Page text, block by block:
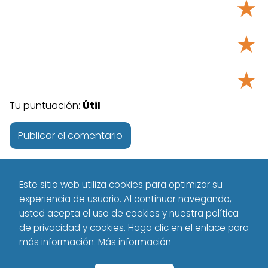
★
★
★
Tu puntuación: Útil
Tecnología - Technology Español
Juegos para Mac Carreras
Este sitio web utiliza cookies para optimizar su
experiencia de usuario. Al continuar navegando,
usted acepta el uso de cookies y nuestra política
de privacidad y cookies. Haga clic en el enlace para
más información. Más información